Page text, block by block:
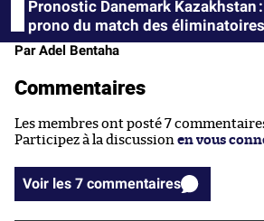
Pronostic Danemark Kazakhstan
prono du match des
Par Adel Bentaha
Commentaires
Les membres ont posté 7
Participez à la discussion en vous
Voir les 7 commentaires